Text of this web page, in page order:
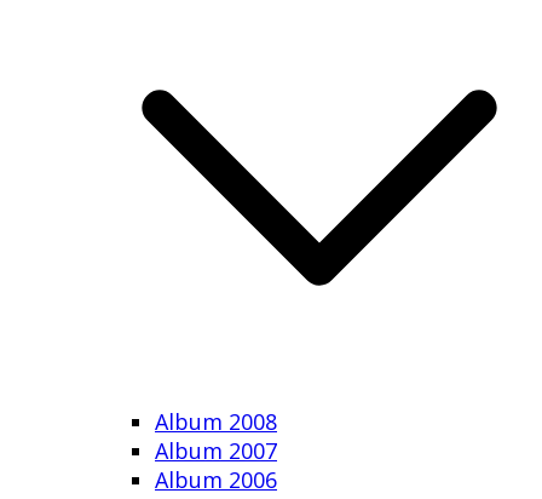
Album 2008
Album 2007
Album 2006